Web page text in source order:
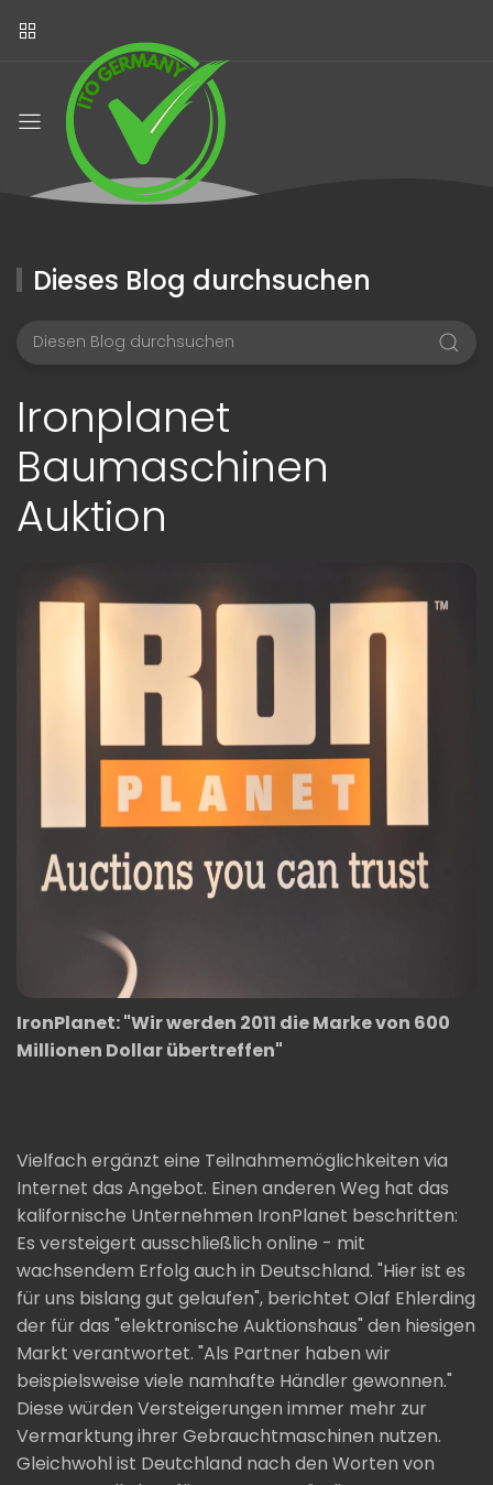
Dieses Blog durchsuchen
Ironplanet
Baumaschinen
Auktion
IronPlanet: "Wir werden 2011 die Marke von 600
Millionen Dollar übertreffen"
Vielfach ergänzt eine Teilnahmemöglichkeiten via
Internet das Angebot. Einen anderen Weg hat das
kalifornische Unternehmen IronPlanet beschritten:
Es versteigert ausschließlich online - mit
wachsendem Erfolg auch in Deutschland. "Hier ist es
für uns bislang gut gelaufen", berichtet Olaf Ehlerding
der für das "elektronische Auktionshaus" den hiesigen
Markt verantwortet. "Als Partner haben wir
beispielsweise viele namhafte Händler gewonnen."
Diese würden Versteigerungen immer mehr zur
Vermarktung ihrer Gebrauchtmaschinen nutzen.
Gleichwohl ist Deutchland nach den Worten von